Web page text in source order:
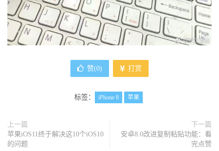
赞(0) 打赏
标签： iPhone 8 苹果
上一篇
苹果iOS11终于解决这10个iOS10
的问题
下一篇
安卓8.0改进复制粘贴功能：看
完点赞